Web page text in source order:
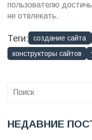
пользователю
не отвлекать.
Теги: создание сайта
конструкторы сайтов
НЕДАВНИЕ